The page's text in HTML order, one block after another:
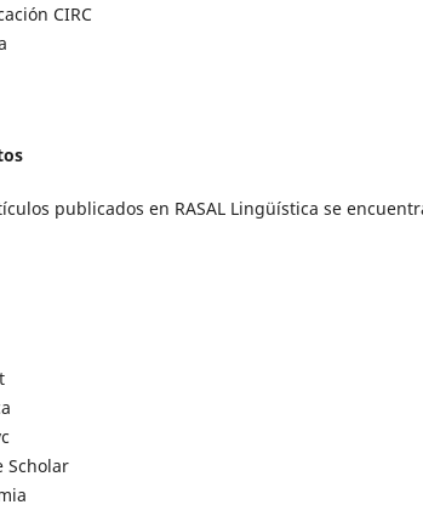
CIRC
publicados en RASAL Lingüística se
Scholar